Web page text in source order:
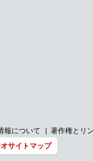
報について
著作権とリ
サイトマップ